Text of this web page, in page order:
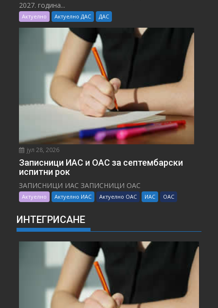
2027. година...
Актуелно Актуелно ДАС ДАС
јул 28, 2026
Записници ИАС и ОАС за септембарски
испитни рок
ЗАПИСНИЦИ ИАС ЗАПИСНИЦИ ОАС
Актуелно Актуелно ИАС Актуелно ОАС ИАС ОАС
ИНТЕГРИСАНЕ